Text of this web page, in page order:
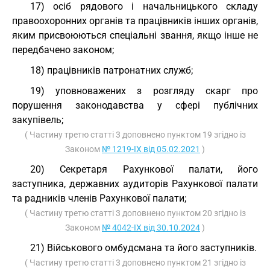
17) осіб рядового і начальницького складу
правоохоронних органів та працівників інших органів,
яким присвоюються спеціальні звання, якщо інше не
передбачено законом;
18) працівників патронатних служб;
19) уповноважених з розгляду скарг про
порушення законодавства у сфері публічних
закупівель;
( Частину третю статті 3 доповнено пунктом 19 згідно із
Законом № 1219-IX від 05.02.2021 )
20) Секретаря Рахункової палати, його
заступника, державних аудиторів Рахункової палати
та радників членів Рахункової палати;
( Частину третю статті 3 доповнено пунктом 20 згідно із
Законом № 4042-IX від 30.10.2024)
21) Військового омбудсмана та його заступників.
( Частину третю статті 3 доповнено пунктом 21 згідно із